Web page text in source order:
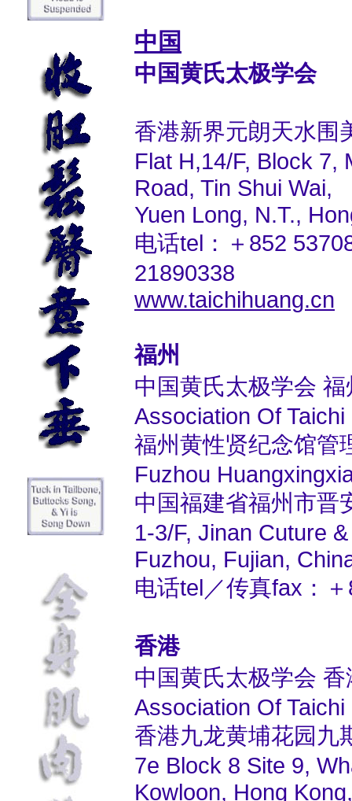
中国
中国黄氏太极学会
香港新界元朗天水围
Flat H,14/F, Block 7,
Road, Tin Shui Wai,
Yuen Long, N.T.,
电话tel：＋852
21890338
www.taichihuang.cn
福州
中国黄氏太极学会
Association Of
福州黄性贤纪念馆管
Fuzhou
中国福建省福州市晋
1-3/F, Jinan Cuture
Fuzhou, Fujian,
电话tel／传真fax：
香港
中国黄氏太极学会
Association Of
香港九龙黄埔花园九
7e Block 8 Site 9,
Kowloon, Hong